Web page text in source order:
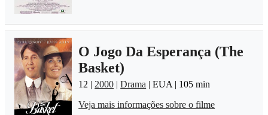
O Jogo Da Esperança (The
Basket)
12 | 2000 |Drama | EUA | 105 min
Veja mais informações sobre o filme